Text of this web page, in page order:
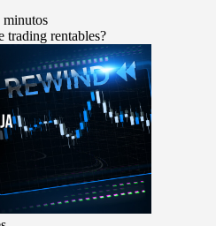
minutos
trading rentables?